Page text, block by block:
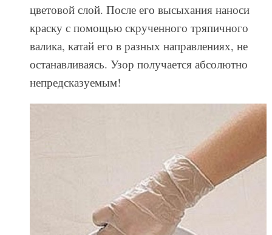
цветовой слой. После его высыхания наноси
краску с помощью скрученного тряпичного
валика, катай его в разных направлениях, не
останавливаясь. Узор получается абсолютно
непредсказуемым!